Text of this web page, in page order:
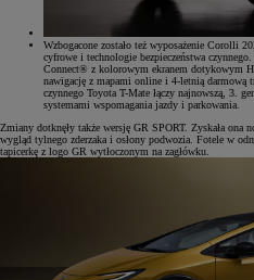
Wzbogacone zostało też wyposażenie Corolli
cyfrowe i technologie bezpieczeństwa
Connect® z kolorowym ekranem dotykowym
nawigację z mapami online i 4-letnią darmową
czynnego Toyota T-Mate łączy najnowszą, 3.
systemami wspomagania jazdy i parkowania.
Zmiany dotknęły także wersję GR SPORT. Zyskała
wygląd tylnego zderzaka i osłony podwozia. Fotele w
tapicerkę z logo GR wytłoczonym na zagłówku.